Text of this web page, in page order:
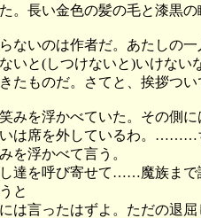
。長い金色の髪の毛と漆黒
らないのは作者だ。あたしの
いと(しつけないと)いけない
たものだ。さてと、挨拶つい
みを浮かべていた。その側に
いは席を外しているわ。………
を浮かべて言う。
し達を呼び寄せて……魔族まで
と
は言ったはずよ。ただの退屈